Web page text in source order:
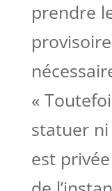
prendre
«
statuer ni
est